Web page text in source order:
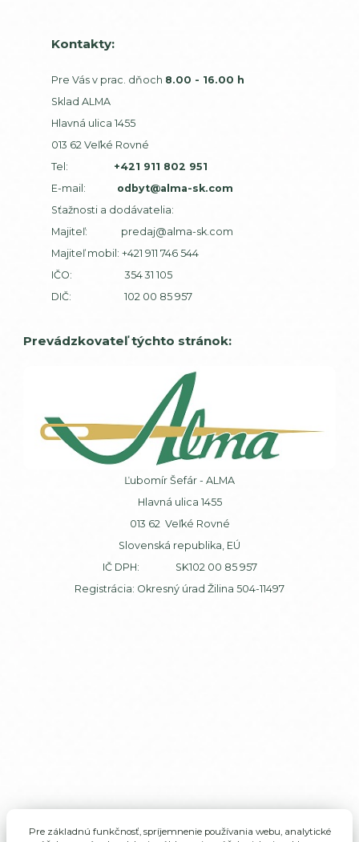
Kontakty:
Pre Vás v prac. dňoch 8.00 - 16.00 h
Sklad ALMA
Hlavná ulica 1455
013 62 Veľké Rovné
Tel:
+421 911 802 951
E-mail: odbyt@alma-sk.com
Sťažnosti a dodávatelia:
Majiteľ: predaj@alma-sk.com
Majiteľ mobil: +421 911 746 544
IČO: 354 31 105
DIČ: 102 00 85 957
Prevádzkovateľ týchto stránok:
Ľubomír Šefár - ALMA
Hlavná ulica 1455
013 62 Veľké Rovné
Slovenská republika, EÚ
IČ DPH: SK102 00 85 957
Registrácia: Okresný úrad Žilina 504-11497
Pre základnú funkčnosť, spríjemnenie používania webu, analytické